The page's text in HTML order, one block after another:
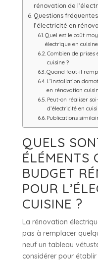
rénovation de
Questions
l’électricité en
Quel est le coût
électrique en
Combien de
cuisine ?
Quand faut-il
L’installation
en rénovation
Peut-on réaliser
d’électricité en
Publications
QUELS
ÉLÉMENTS
BUDGET
POUR
CUISINE ?
La rénovation
pas à remplacer
neuf un tableau
considérer pour